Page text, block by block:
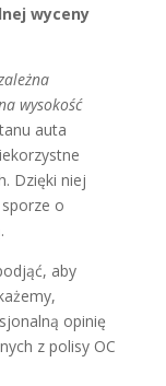
wyceny
wysokość
auta
Dzięki niej
o
aby
opinię
z polisy OC